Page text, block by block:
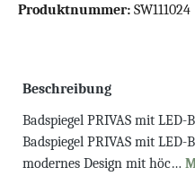
Produktnummer: SW111024
Beschreibung
Badspiegel PRIVAS mit
Badspiegel PRIVAS mit
modernes Design mit höc…